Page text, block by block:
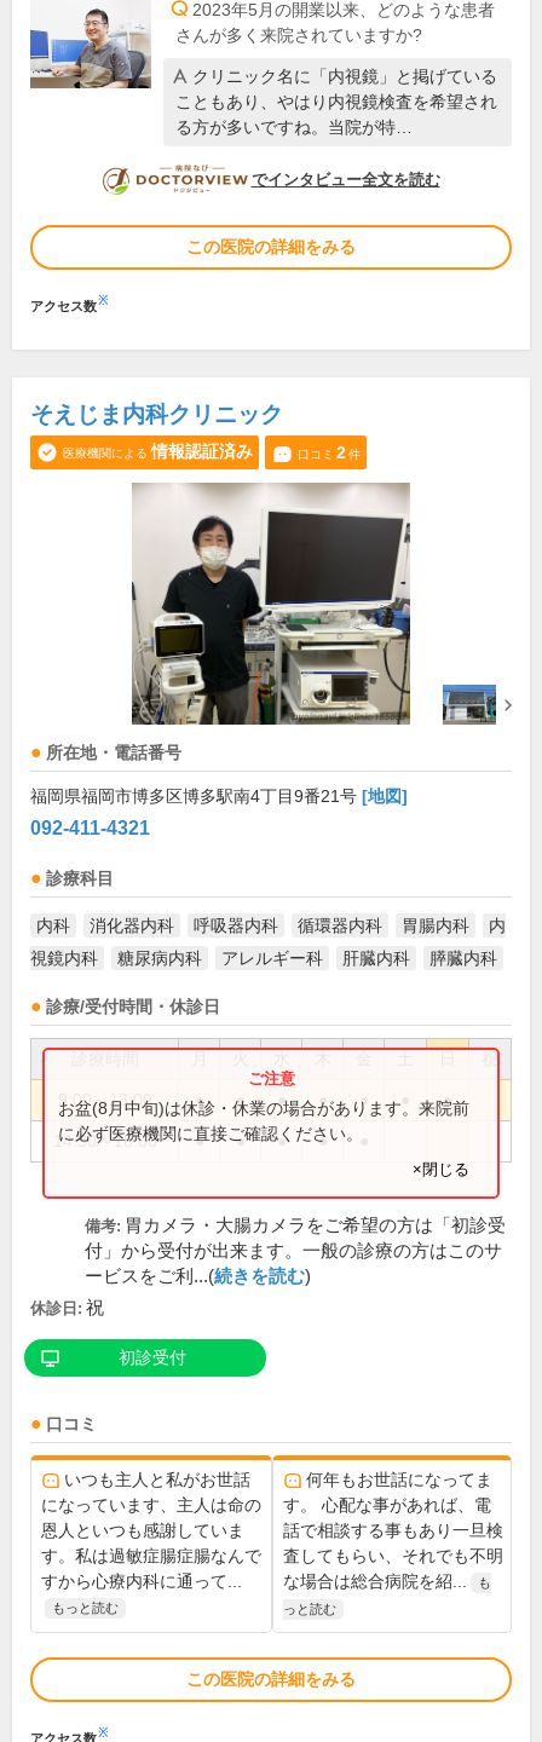
2023年5月の開業以来、どのような患者
さんが多く来院されていますか?
クリニック名に「内視鏡」と掲げている
こともあり、やはり内視鏡検査を希望され
る方が多いですね。当院が特…
DOCTORVIEW
でインタビュー全文を読む
この医院の詳細をみる
アクセス数※
そえじま内科クリニック
医療機関による 情報認証済み 口コミ 2件
所在地・電話番号
福岡県福岡市博多区博多駅南4丁目9番21号 [地図]
092-411-4321
診療科目
内科 消化器内科 呼吸器内科 循環器内科 胃腸内科
内
視鏡内科
糖尿病内科 アレルギー科 肝臓内科 膵臓内科
診療/受付時間・休診日
祝
9:00～13:00 ● ● ● ● ● ●
14:30～18:00 ● ● ● ●
お盆(8月中旬)は休診・休業の場合があります。来院前
に必ず医療機関に直接ご確認ください。
×閉じる
備考: 胃カメラ・大腸カメラをご希望の方は「初診受
付」から受付が出来ます。一般の診療の方はこのサ
ービスをご利...(続きを読む)
休診日: 祝
初診受付
口コミ
いつも主人と私がお世話
になっています、主人は命の
恩人といつも感謝していま
す。私は過敏症腸症腸なんで
すから心療内科に通って...
もっと読む
何年もお世話になってま
す。 心配な事があれば、電
話で相談する事もあり一旦検
査してもらい、それでも不明
な場合は総合病院を紹...
も
っと読む
この医院の詳細をみる
アクセス数※